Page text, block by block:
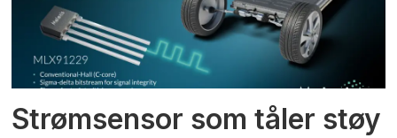
Strømsensor som tåler støy